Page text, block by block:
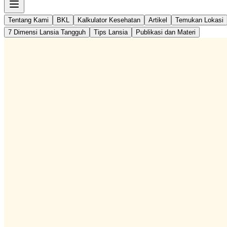
Tentang Kami BKL Kalkulator Kesehatan Artikel Temukan Lokasi
7 Dimensi Lansia Tangguh
Tips Lansia Publikasi dan Materi